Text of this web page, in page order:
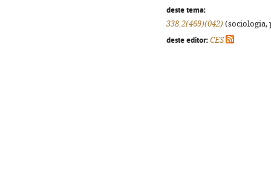
deste tema:
338.2(469)(042) (sociologia,
deste editor: CES